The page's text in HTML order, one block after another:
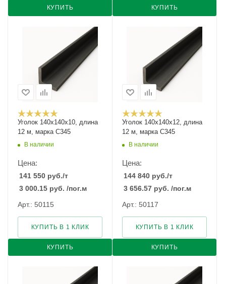
КУПИТЬ КУПИТЬ
Уголок 140х140х10, длина
12 м, марка С345
В наличии
Цена:
141 550 руб./т
3 000.15 руб. /пог.м
Арт.: 50115
КУПИТЬ
КУПИТЬ В 1 КЛИК
Уголок 140х140х12, длина
12 м, марка С345
В наличии
Цена:
144 840 руб./т
3 656.57 руб. /пог.м
Арт.: 50117
КУПИТЬ
КУПИТЬ В 1 КЛИК